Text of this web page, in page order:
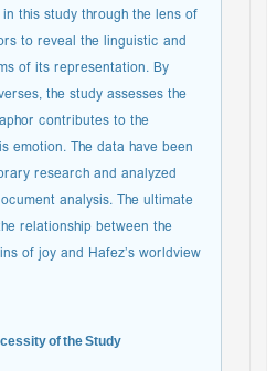
this study through the lens of
to reveal the linguistic and
of its representation. By
the study assesses the
contributes to the
emotion. The data have been
research and analyzed
analysis. The ultimate
relationship between the
of joy and Hafez’s worldview.
of the Study